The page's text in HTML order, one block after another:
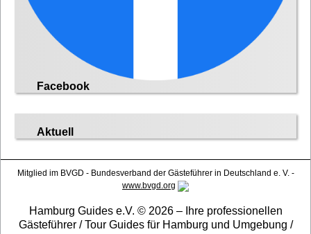
Facebook
Aktuell
Mitglied im BVGD - Bundesverband der Gästeführer in Deutschland e. V. -
www.bvgd.org
Hamburg Guides e.V. © 2026 – Ihre professionellen
Gästeführer / Tour Guides für Hamburg und Umgebung /